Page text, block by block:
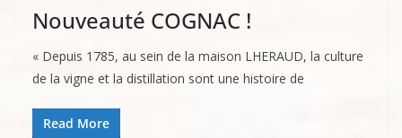
Nouveauté COGNAC !
« Depuis 1785, au sein de la maison LHERAUD, la culture
de la vigne et la distillation sont une histoire de
Read More